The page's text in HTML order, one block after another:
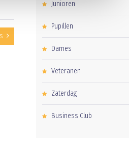
Junioren
Pupillen
Dames
Veteranen
Zaterdag
Business Club